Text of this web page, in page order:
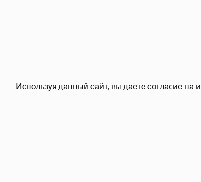
Используя данный сайт, вы даете согласие на